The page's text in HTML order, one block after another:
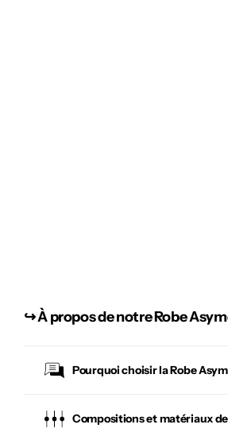
↪︎À propos de notre Robe
Pourquoi choisir laRobe
Compositions et matériaux